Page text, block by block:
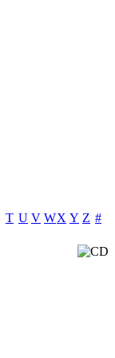
T U V WX Y Z #